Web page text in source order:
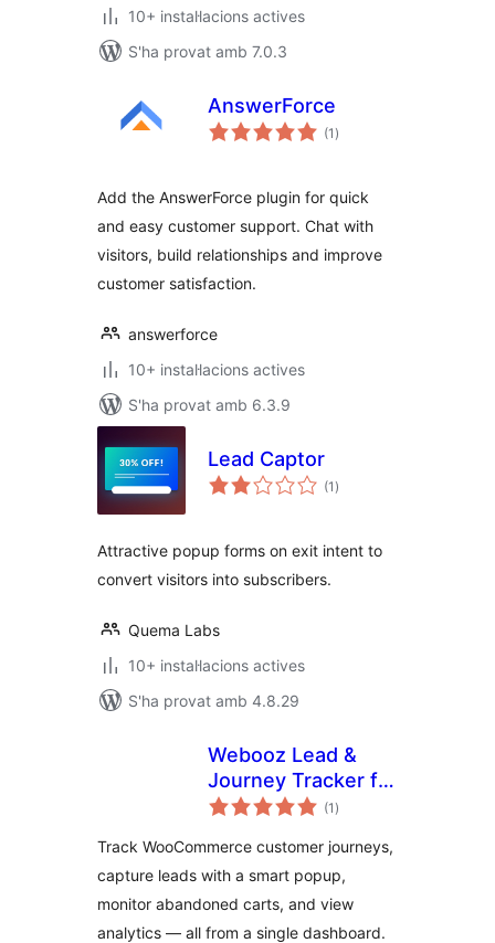
10+ instal·lacions actives
S'ha provat amb 7.0.3
AnswerForce
(1 puntuacions
totals
)
Add the AnswerForce plugin for quick
and easy customer support. Chat with
visitors, build relationships and improve
customer satisfaction.
answerforce
10+ instal·lacions actives
S'ha provat amb 6.3.9
Lead Captor
(1 puntuacions
totals
)
Attractive popup forms on exit intent to
convert visitors into subscribers.
Quema Labs
10+ instal·lacions actives
S'ha provat amb 4.8.29
Webooz Lead &
Journey Tracker for
WooCommerce
(1 puntuacions
totals
)
Track WooCommerce customer journeys,
capture leads with a smart popup,
monitor abandoned carts, and view
analytics — all from a single dashboard.